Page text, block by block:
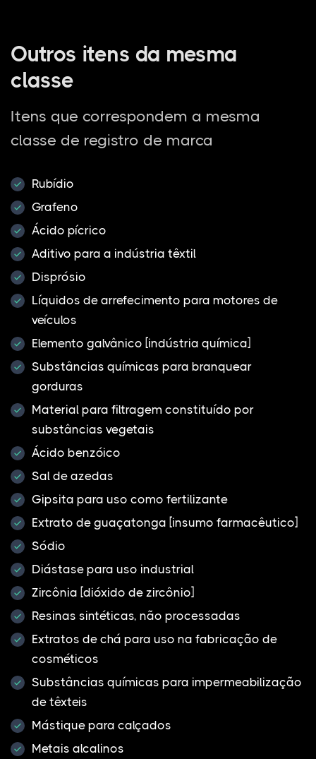
Outros itens da mesma
classe
Itens que correspondem a mesma
classe de registro de marca
Rubídio
Grafeno
Ácido pícrico
Aditivo para a indústria têxtil
Disprósio
Líquidos de arrefecimento para motores de
veículos
Elemento galvânico [indústria química]
Substâncias químicas para branquear
gorduras
Material para filtragem constituído por
substâncias vegetais
Ácido benzóico
Sal de azedas
Gipsita para uso como fertilizante
Extrato de guaçatonga [insumo farmacêutico]
Sódio
Diástase para uso industrial
Zircônia [dióxido de zircônio]
Resinas sintéticas, não processadas
Extratos de chá para uso na fabricação de
cosméticos
Substâncias químicas para impermeabilização
de têxteis
Mástique para calçados
Metais alcalinos